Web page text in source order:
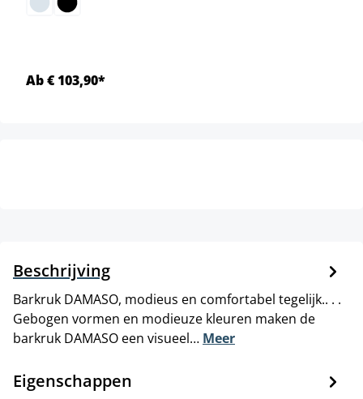
Ab € 103,90*
Beschrijving
Barkruk DAMASO, modieus en comfortabel tegelijk.. . .
Gebogen vormen en modieuze kleuren maken de
barkruk DAMASO een visueel… Meer
Eigenschappen